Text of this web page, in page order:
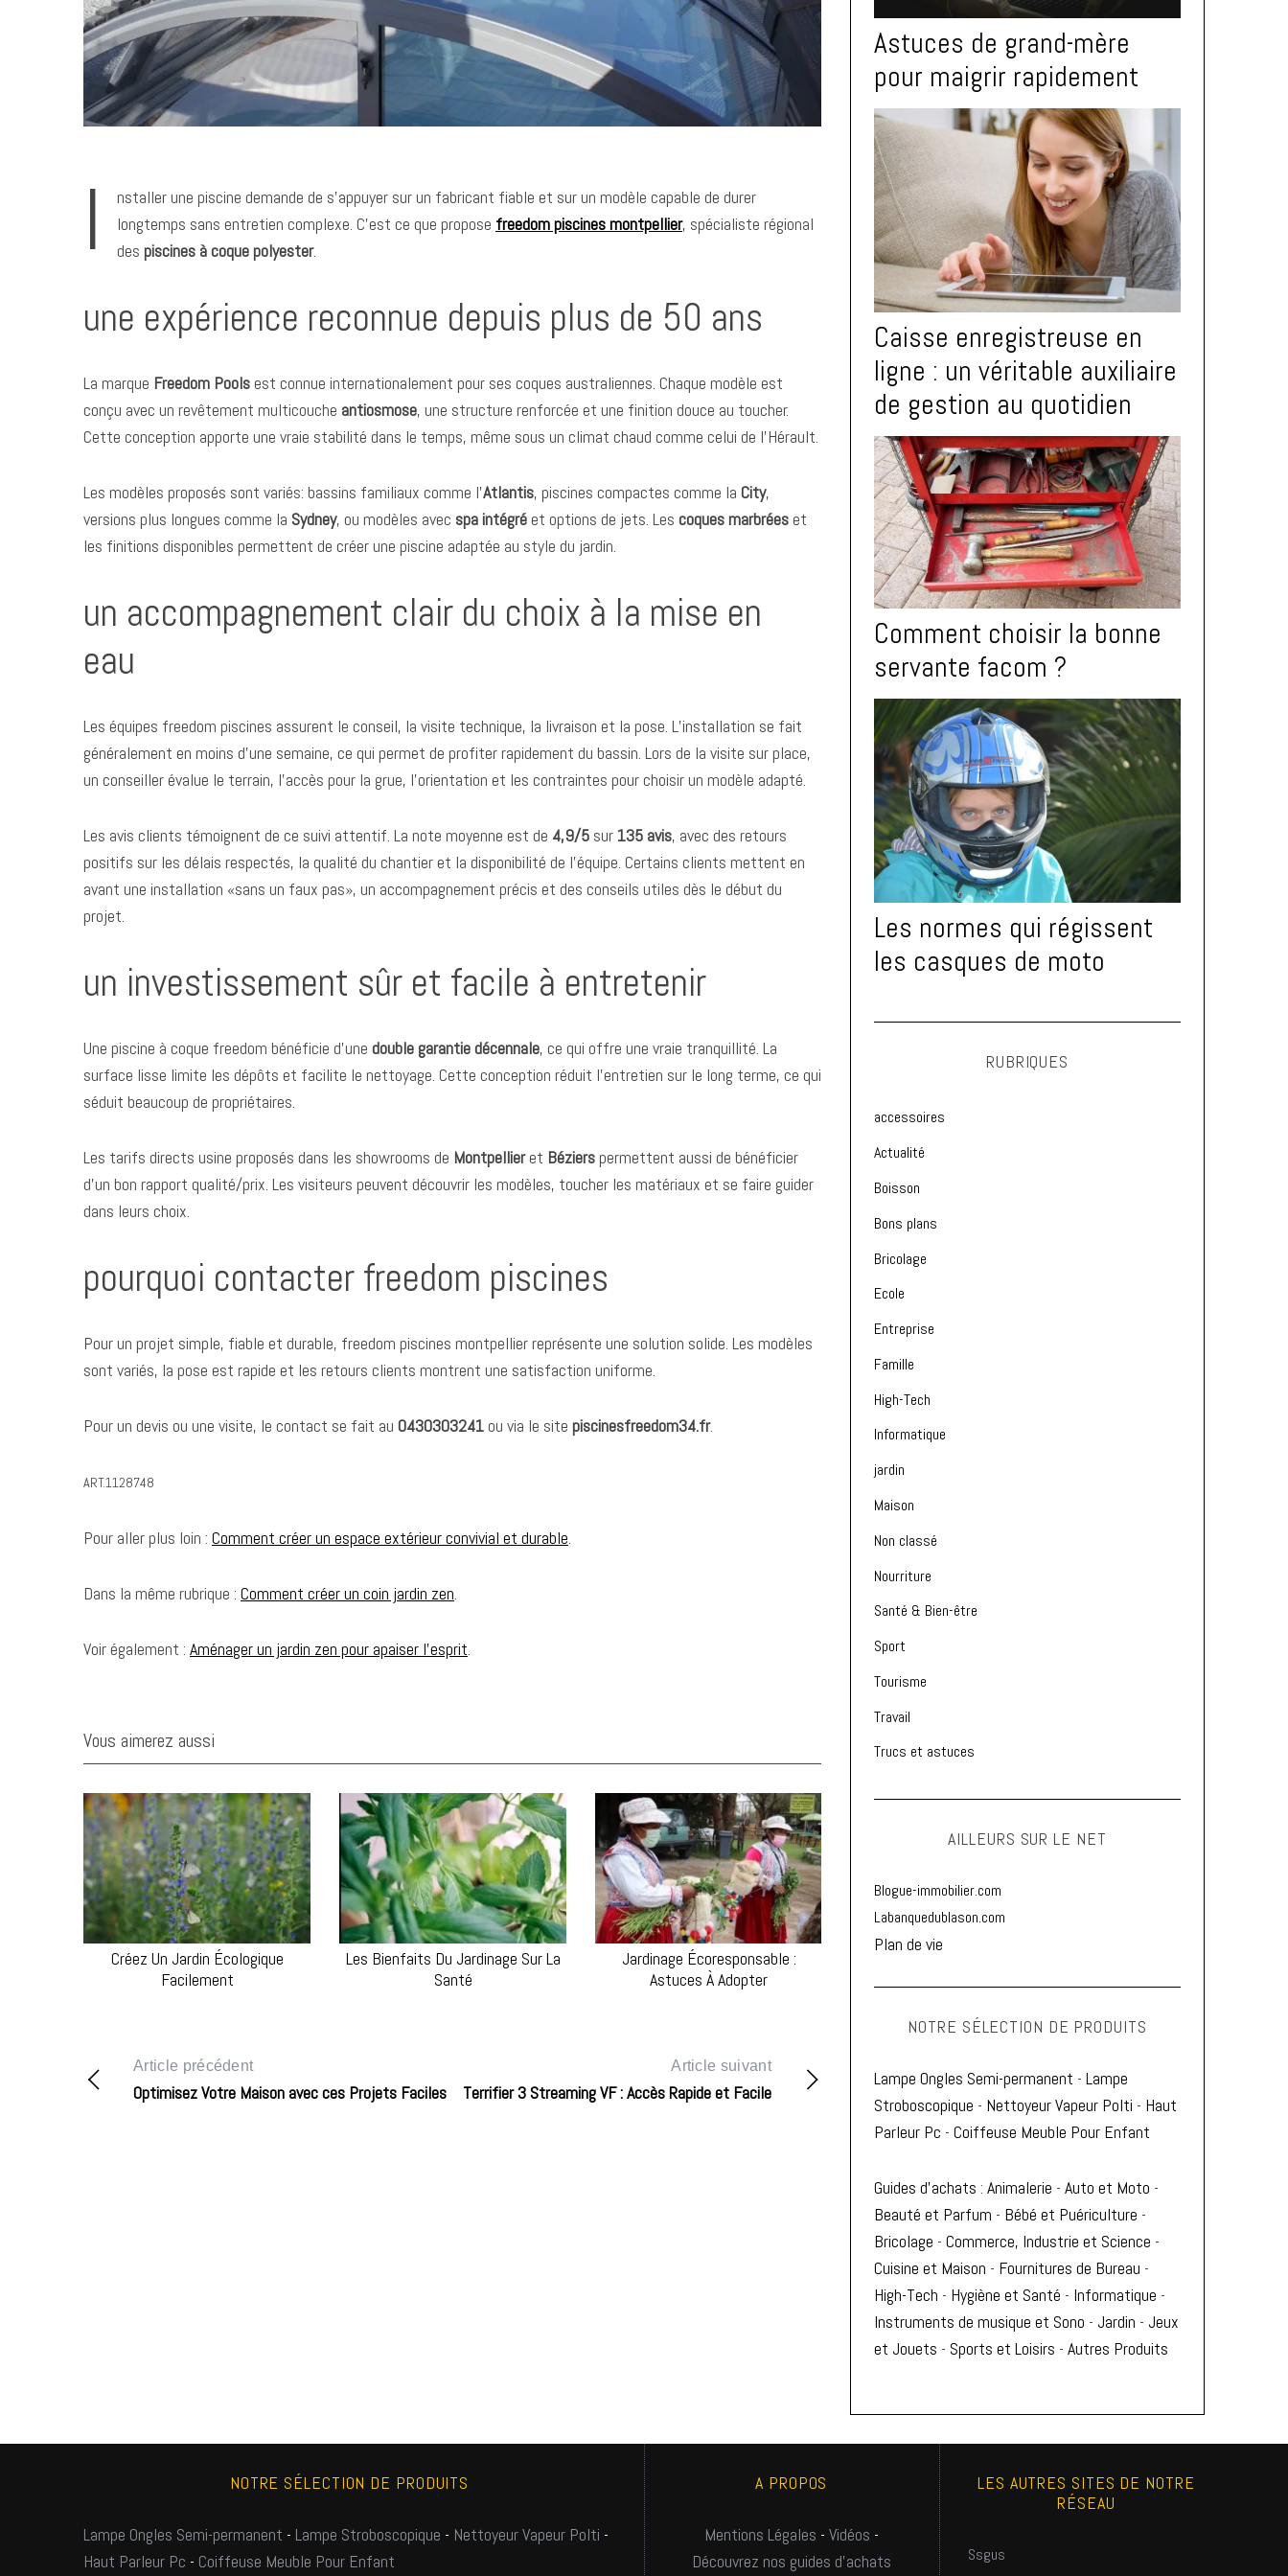
I
nstaller une piscine demande de s’appuyer sur un fabricant fiable et sur un modèle capable de durer
longtemps sans entretien complexe. C’est ce que propose freedom piscines montpellier, spécialiste régional
des piscines à coque polyester.
une expérience reconnue depuis plus de 50 ans
La marque Freedom Poolsest connue internationalement pour ses coques australiennes. Chaque modèle est
conçu avec un revêtement multicouche antiosmose, une structure renforcée et une finition douce au toucher.
Cette conception apporte une vraie stabilité dans le temps, même sous un climat chaud comme celui de l’Hérault.
Les modèles proposés sont variés: bassins familiaux comme l’Atlantis, piscines compactes comme la City,
versions plus longues comme la Sydney, ou modèles avec spa intégréet options de jets. Les coques marbréeset
les finitions disponibles permettent de créer une piscine adaptée au style du jardin.
un accompagnement clair du choix à la mise en
eau
Les équipes freedom piscines assurent le conseil, la visite technique, la livraison et la pose. L’installation se fait
généralement en moins d’une semaine, ce qui permet de profiter rapidement du bassin. Lors de la visite sur place,
un conseiller évalue le terrain, l’accès pour la grue, l’orientation et les contraintes pour choisir un modèle adapté.
Les avis clients témoignent de ce suivi attentif. La note moyenne est de 4,9/5 sur 135 avis, avec des retours
positifs sur les délais respectés, la qualité du chantier et la disponibilité de l’équipe. Certains clients mettent en
avant une installation «sans un faux pas», un accompagnement précis et des conseils utiles dès le début du
projet.
un investissement sûr et facile à entretenir
Une piscine à coque freedom bénéficie d’une double garantie décennale, ce qui offre une vraie tranquillité. La
surface lisse limite les dépôts et facilite le nettoyage. Cette conception réduit l’entretien sur le long terme, ce qui
séduit beaucoup de propriétaires.
Les tarifs directs usine proposés dans les showrooms de Montpellieret Bézierspermettent aussi de bénéficier
d’un bon rapport qualité/prix. Les visiteurs peuvent découvrir les modèles, toucher les matériaux et se faire guider
dans leurs choix.
pourquoi contacter freedom piscines
Pour un projet simple, fiable et durable, freedom piscines montpellier représente une solution solide. Les modèles
sont variés, la pose est rapide et les retours clients montrent une satisfaction uniforme.
Pour un devis ou une visite, le contact se fait au 0430303241ou via le site piscinesfreedom34.fr.
ART.1128748
Pour aller plus loin : Comment créer un espace extérieur convivial et durable.
Dans la même rubrique : Comment créer un coin jardin zen.
Voir également : Aménager un jardin zen pour apaiser l’esprit.
Vous aimerez aussi
Créez Un Jardin Écologique
Facilement
Les Bienfaits Du Jardinage Sur La
Santé
Jardinage Écoresponsable :
Astuces À Adopter
Article précédent
Optimisez Votre Maison avec ces Projets Faciles
Article suivant
Terrifier 3 Streaming VF : Accès Rapide et Facile
Astuces de grand-mère
pour maigrir rapidement
Caisse enregistreuse en
ligne : un véritable auxiliaire
de gestion au quotidien
Comment choisir la bonne
servante facom ?
Les normes qui régissent
les casques de moto
RUBRIQUES
accessoires
Actualité
Boisson
Bons plans
Bricolage
Ecole
Entreprise
Famille
High-Tech
Informatique
jardin
Maison
Non classé
Nourriture
Santé & Bien-être
Sport
Tourisme
Travail
Trucs et astuces
AILLEURS SUR LE NET
Blogue-immobilier.com
Labanquedublason.com
Plan de vie
NOTRE SÉLECTION DE PRODUITS
Lampe Ongles Semi-permanent - Lampe
Stroboscopique - Nettoyeur Vapeur Polti - Haut
Parleur Pc - Coiffeuse Meuble Pour Enfant
Guides d'achats : Animalerie - Auto et Moto -
Beauté et Parfum - Bébé et Puériculture -
Bricolage - Commerce, Industrie et Science -
Cuisine et Maison - Fournitures de Bureau -
High-Tech - Hygiène et Santé - Informatique -
Instruments de musique et Sono - Jardin - Jeux
et Jouets - Sports et Loisirs - Autres Produits
NOTRE SÉLECTION DE PRODUITS
Lampe Ongles Semi-permanent - Lampe Stroboscopique - Nettoyeur Vapeur Polti -
Haut Parleur Pc - Coiffeuse Meuble Pour Enfant
A PROPOS
Mentions Légales - Vidéos -
Découvrez nos guides d'achats
LES AUTRES SITES DE NOTRE
RÉSEAU
Ssgus
S
e
h
f